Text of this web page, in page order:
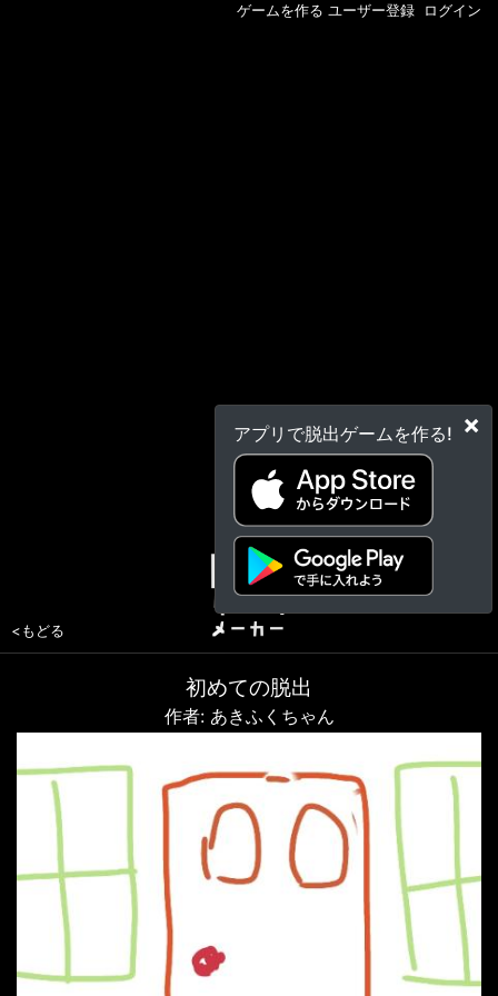
×
アプリで脱出ゲームを作る!
ゲームを作る ユーザー登録 ログイン
<もどる
初めての脱出
作者: あきふくちゃん